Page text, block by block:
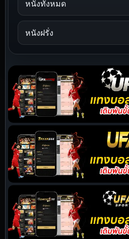
หนังทั้งหมด
หนังฝรั่ง